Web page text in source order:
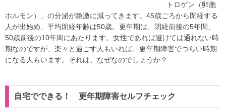
トロゲン（卵胞
ホルモン）」の分泌が急激に減ってきます。45歳ごろから閉経する
人が出始め、平均閉経年齢は50歳。更年期は、閉経前後の5年間、
50歳前後の10年間にあたります。女性であれば避けては通れない時
期なのですが、楽々と過ごす人もいれば、更年期障害でつらい時期
になる人もいます。それは、なぜなのでしょうか？
自宅でできる！ 更年期障害セルフチェック